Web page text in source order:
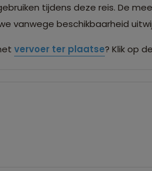
tijdens deze reis. De
vanwege beschikbaarheid
vervoer ter plaatse? Klik op